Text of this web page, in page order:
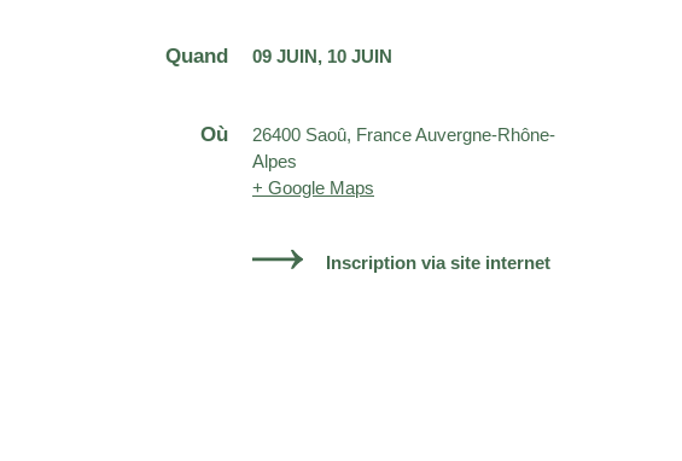
Quand 09 JUIN 10 JUIN
Où
26400 Saoû, France Auvergne-Rhône-
Alpes
+ Google Maps
Inscription via site internet